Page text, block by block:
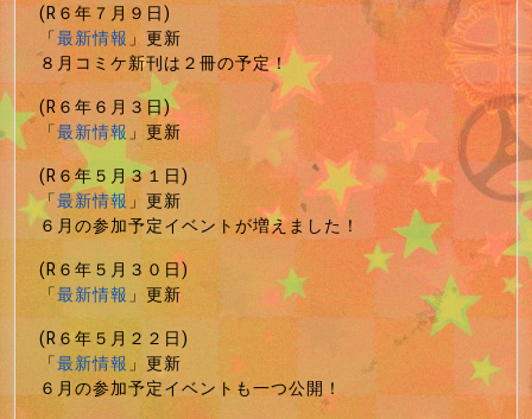
(R６年７月９日)
「最新情報」更新
８月コミケ新刊は２冊の予定！
(R６年６月３日)
「最新情報」更新
(R６年５月３１日)
「最新情報」更新
６月の参加予定イベントが増えました！
(R６年５月３０日)
「最新情報」更新
(R６年５月２２日)
「最新情報」更新
６月の参加予定イベントも一つ公開！